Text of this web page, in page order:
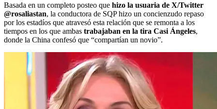
Basada en un completo posteo que hizo la usuaria de X/Twitter
@rosaliastan, la conductora de SQP hizo un concienzudo repaso
por los estadíos que atravesó esta relación que se remonta a los
tiempos en los que ambas trabajaban en la tira Casi Ángeles,
donde la China confesó que “compartían un novio”.